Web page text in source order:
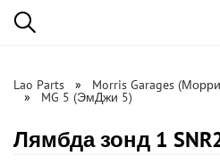
Lao Parts Morris Garages
MG 5 (ЭмДжи 5)
Лямбда зонд 1